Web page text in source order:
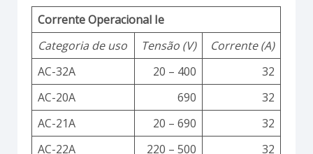
Corrente Operacional Ie
Categoria de uso
Tensão (V)
Corrente (A)
AC-32A
20 – 400
32
AC-20A
690
32
AC-21A
20 – 690
32
AC-22A
220 – 500
32